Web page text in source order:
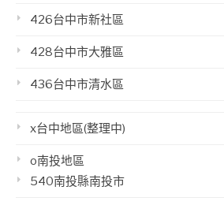
426台中市新社區
428台中市大雅區
436台中市清水區
x台中地區(整理中)
o南投地區
540南投縣南投市